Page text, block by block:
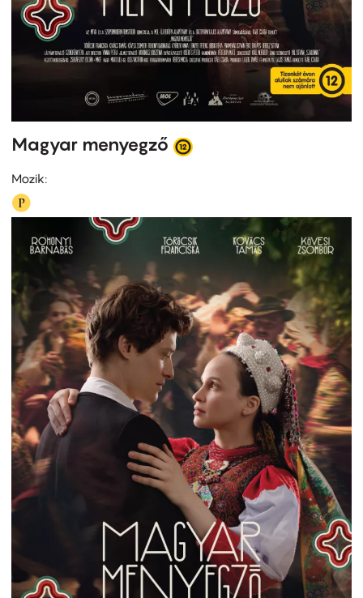
Magyar menyegző
Mozik: